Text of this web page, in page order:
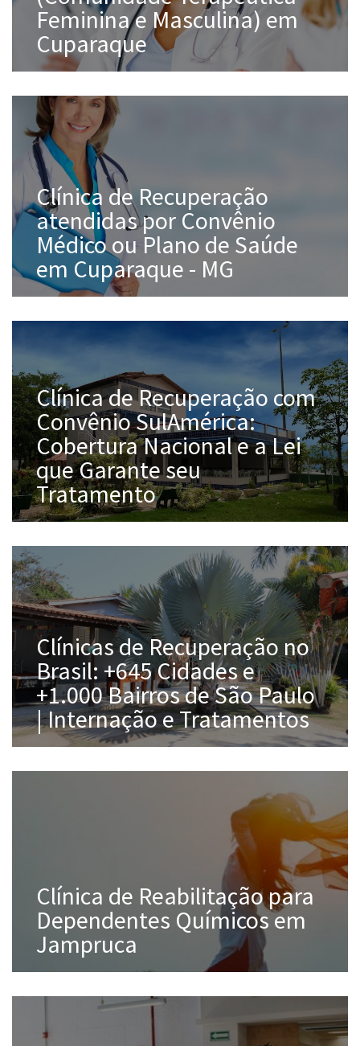
Feminina e Masculina) em
Cuparaque
Clínica de Recuperação
atendidas por Convênio
Médico ou Plano de Saúde
em Cuparaque - MG
Clínica de Recuperação com
Convênio SulAmérica:
Cobertura Nacional e a Lei
que Garante seu
Tratamento
Clínicas de Recuperação no
Brasil: +645 Cidades e
+1.000 Bairros de São Paulo
| Internação e Tratamentos
Clínica de Reabilitação para
Dependentes Químicos em
Jampruca